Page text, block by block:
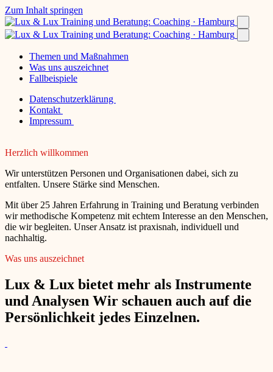
Zum Inhalt springen
Themen und Maßnahmen
Was uns auszeichnet
Fallbeispiele
Datenschutzerklärung
Kontakt
Impressum
Herzlich willkommen
Wir unterstützen Personen und Organisationen dabei, sich zu
entfalten. Unsere Stärke sind Menschen.
Mit über 25 Jahren Erfahrung in Training und Beratung verbinden
wir methodische Kompetenz mit echtem Interesse an den Menschen,
die wir begleiten. Unser Ansatz ist praxisnah, individuell und
nachhaltig.
Was uns auszeichnet
Lux & Lux bietet mehr als Instrumente
und Analysen Wir schauen auch auf die
Persönlichkeit jedes Einzelnen.